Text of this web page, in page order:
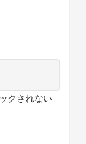
クされない